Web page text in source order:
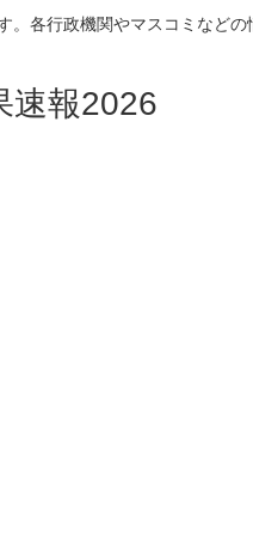
各行政機関やマスコミなどの
速報2026